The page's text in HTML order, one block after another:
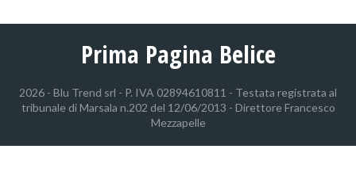
Prima Pagina Belice
2026 - Blu Trend srl - P. IVA 02894610811 - Testata registrata al
tribunale di Marsala n.202 del 12/06/2013 - Direttore Francesco
Mezzapelle